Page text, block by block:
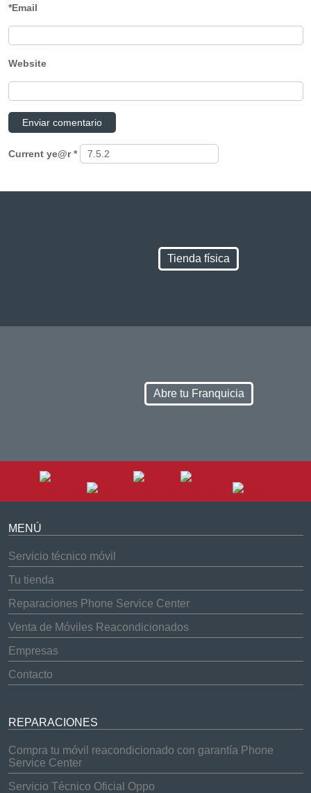
*Email
Website
Current ye@r*
Tienda física
Abre tu Franquicia
MENÚ
Servicio técnico móvil
Tu tienda
Reparaciones Phone Service Center
Venta de Móviles Reacondicionados
Empresas
Contacto
REPARACIONES
Compra tu móvil reacondicionado con garantía Phone
Service Center
Servicio Técnico Oficial Oppo